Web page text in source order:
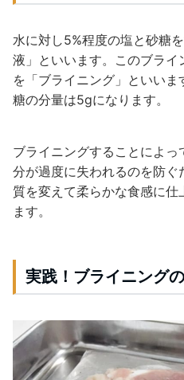
水に対し5%程度の塩と砂糖
液」といいます。このブライ
を「ブライニング」といい
糖の分量は5gになります。
ブライニングすることによ
分が過度に失われるのを防
質を変えて柔らかな食感に仕
ます。
実践！ブライニング